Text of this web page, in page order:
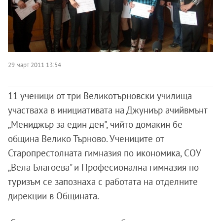
29 март 2011 13:54
11 ученици от три Великотърновски училища
участваха в инициативата на Джуниър ачийвмънт
„Мениджър за един ден", чийто домакин бе
община Велико Търново. Учениците от
Старопрестолната гимназия по икономика, СОУ
„Вела Благоева" и Професионална гимназия по
туризъм се запознаха с работата на отделните
дирекции в Общината.